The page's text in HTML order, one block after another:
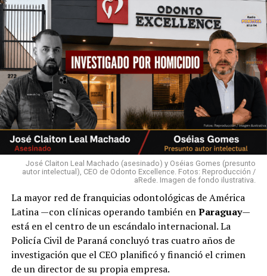
MATAN A UNIFORMADO Y A COMERCIANTE EN QUIINDY
TRAS UN INTENTO DE ROBO
José Claiton Leal Machado (asesinado) y Oséias Gomes (presunto
autor intelectual), CEO de Odonto Excellence. Fotos: Reproducción /
aRede. Imagen de fondo ilustrativa.
La mayor red de franquicias odontológicas de América
Latina —con clínicas operando también enParaguay—
está en el centro de un escándalo internacional. La
Policía Civil de Paraná concluyó tras cuatro años de
investigación que el CEO planificó y financió el crimen
de un director de su propia empresa.